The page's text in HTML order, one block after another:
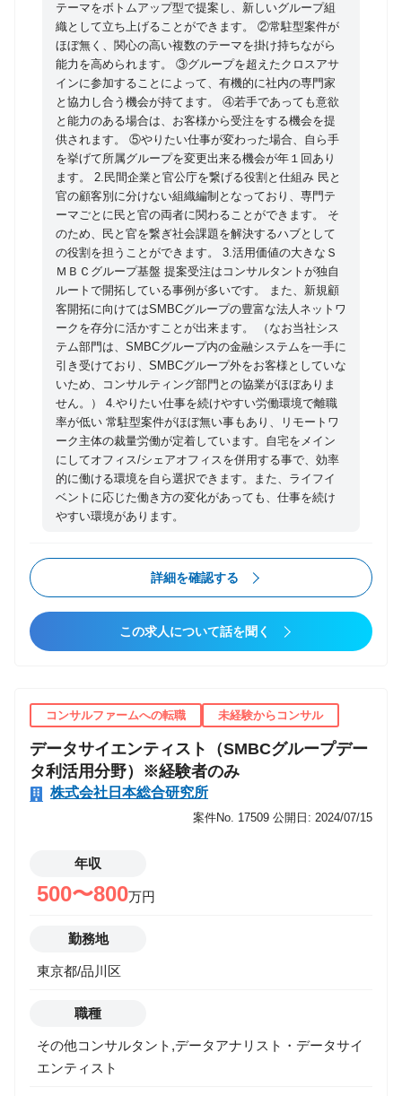
なプレイヤーと共に、業種・業界を越えた共創を推進
し、あらゆる立場から我が国のイノベーション創出・
拡大を支援する職務です。 1.スタートアップ・エコシ
ステム構築/技術シーズの事業化支援 ・研究開発型ス
タートアップの創出・育成支援（アクセラレーショ
ン・プログラムの運営） ・自治体の産業活性化を目的
としたスタートアップ政策支援 ・実証実験等を通じた
スタートアップと自治体の共創、テクノロジーの社会
実装支援 ・大学/研究機関の技術シーズの事業化・技
術移転支援 ・大学の産学連携促進のための環境・体制
整備支援 ・その他スタートアップ関連調査 等 2.オー
プンイノベーション/産官学連携推進支援 ・自治体や
産業界が参画し、地域課題の解決や新産業の創造を目
指す自社コンソーシアム運営 ・大企業を中心とする産
学連携コンソーシアムの立上げ・運営支援 ・自治体が
主導するスマートシティ/スーパーシティに向けた官民
コンソーシアムの運営支援 ・民間企業のオープンイノ
ベーション促進支援 等 3.その他産業政策・人材育
成・法令整備関連 ・自治体の産業調査、産業政策検
討、産業ビジョン策定支援 ・産業人材の育成、専門家
（有識者）人材の育成、コミュニティ形成 ・新たなテ
クノロジーの社会実装に係る法整備支援 等
テーマをボトムアップ型で提案し、新しいグループ組
織として立ち上げることができます。 ②常駐型案件が
ほぼ無く、関心の高い複数のテーマを掛け持ちながら
能力を高められます。 ③グループを超えたクロスアサ
インに参加することによって、有機的に社内の専門家
と協力し合う機会が持てます。 ④若手であっても意欲
と能力のある場合は、お客様から受注をする機会を提
供されます。 ⑤やりたい仕事が変わった場合、自ら手
を挙げて所属グループを変更出来る機会が年１回あり
ます。 2.民間企業と官公庁を繋げる役割と仕組み 民と
官の顧客別に分けない組織編制となっており、専門テ
ーマごとに民と官の両者に関わることができます。 そ
のため、民と官を繋ぎ社会課題を解決するハブとして
の役割を担うことができます。 3.活用価値の大きなＳ
ＭＢＣグループ基盤 提案受注はコンサルタントが独自
ルートで開拓している事例が多いです。 また、新規顧
客開拓に向けてはSMBCグループの豊富な法人ネットワ
ークを存分に活かすことが出来ます。 （なお当社シス
テム部門は、SMBCグループ内の金融システムを一手に
引き受けており、SMBCグループ外をお客様としていな
いため、コンサルティング部門との協業がほぼありま
せん。） 4.やりたい仕事を続けやすい労働環境で離職
率が低い 常駐型案件がほぼ無い事もあり、リモートワ
ーク主体の裁量労働が定着しています。自宅をメイン
にしてオフィス/シェアオフィスを併用する事で、効率
的に働ける環境を自ら選択できます。また、ライフイ
ベントに応じた働き方の変化があっても、仕事を続け
やすい環境があります。
詳細を確認する
この求人について話を聞く
コンサルファームへの転職 未経験からコンサル
データサイエンティスト（SMBCグループデー
タ利活用分野）※経験者のみ
株式会社日本総合研究所
案件No. 17509 公開日: 2024/07/15
年収
500〜800万円
勤務地
東京都/品川区
職種
その他コンサルタント,データアナリスト・データサイ
エンティスト